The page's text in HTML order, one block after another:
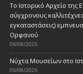
Το Ιστορικό Αρχείο της
σύγχρονους
εγκαταστάσεις)
Ορφανού
06/08/2026
Νύχτα Μουσείων στο
06/08/2026